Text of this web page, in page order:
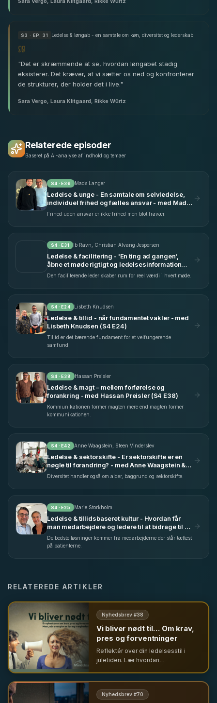
S3 · EP. 31 Ledelse & løngab - en samtale om køn, diversitet og lederskab
"Det er skræmmende at se, hvordan løngabet stadig
eksisterer. Det kræver, at vi sætter os ned og konfronterer
de strukturer, der holder det i live."
Sara Vergo, Laura Klitgaard, Rikke Würtz
Relaterede episoder
Baseret på AI-analyse af indhold og temaer
S4 · E36 Mads Langer
Ledelse & unge - En samtale om selvledelse,
individuel frihed og fælles ansvar - med Mads
Langer (S4 E36)
Frihed uden ansvar er ikke frihed men blot fravær.
S4 · E31 Ib Ravn, Christian Alvang Jespersen
Ledelse & facilitering - 'En ting ad gangen',
åbne et møde rigtigt og ledelsesinformation
uden gab - med Ib Ravn & Christian Alvang
Den faciliterende leder skaber rum for reel værdi i hvert møde.
S4 · E24 Lisbeth Knudsen
Ledelse & tillid - når fundamentet vakler - med
Lisbeth Knudsen (S4 E24)
Tillid er det bærende fundament for et velfungerende
samfund.
S4 · E38 Hassan Preisler
Ledelse & magt – mellem forførelse og
forankring - med Hassan Preisler (S4 E38)
Kommunikationen former magten mere end magten former
kommunikationen.
S4 · E42 Anne Waagstein, Steen Vinderslev
Ledelse & sektorskifte - Er sektorskifte er en
nøgle til forandring? - med Anne Waagstein &
Steen Vinderslev (S4 E42)
Diversitet handler også om alder, baggrund og sektorskifte.
S4 · E25 Marie Storkholm
Ledelse & tillidsbaseret kultur - Hvordan får
man medarbejdere og ledere til at bidrage til en
fælles indsats? - med Marie Storkholm (S4
E25)
De bedste løsninger kommer fra medarbejderne der står tættest
på patienterne.
RELATEREDE ARTIKLER
Nyhedsbrev #38
Vi bliver nødt til… Om krav,
pres og forventninger
Reflektér over din ledelsesstil i
juletiden. Lær hvordan
forandring i din organisation.
Nyhedsbrev #70